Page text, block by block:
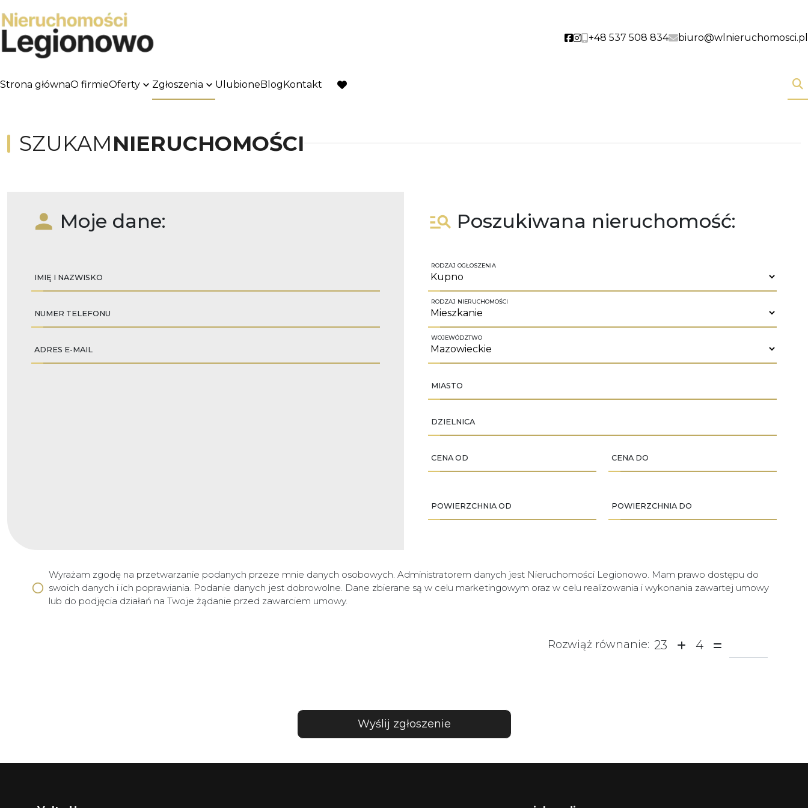
Social link
Social link
+48 537 508 834 biuro@wlnieruchomosci.pl
Strona głównaO firmieOferty Zgłoszenia UlubioneBlogKontakt
favorite
SZUKAMNIERUCHOMOŚCI
Moje dane:
IMIĘ I NAZWISKO
NUMER TELEFONU
ADRES E-MAIL
Poszukiwana nieruchomość:
RODZAJ OGŁOSZENIA
RODZAJ NIERUCHOMOŚCI
WOJEWÓDZTWO
MIASTO
DZIELNICA
CENA OD CENA DO
POWIERZCHNIA OD POWIERZCHNIA DO
Wyrażam zgodę na przetwarzanie podanych przeze mnie danych osobowych. Administratorem danych jest Nieruchomości Legionowo. Mam prawo dostępu do
swoich danych i ich poprawiania. Podanie danych jest dobrowolne. Dane zbierane są w celu marketingowym oraz w celu realizowania i wykonania zawartej umowy
lub do podjęcia działań na Twoje żądanie przed zawarciem umowy.
Rozwiąż równanie: 23 4